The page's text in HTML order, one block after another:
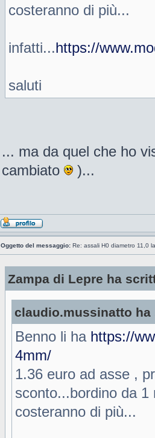
costeranno di più...
infatti...https://
saluti
... ma da quel che ho
cambiato
)...
Oggetto del messaggio: Re: assali H0 diametro 11,0
Zampa di Lepre ha
claudio.mussinatto
Benno li ha https://
4mm/
1.36 euro ad asse ,
sconto...bordino da
costeranno di più...